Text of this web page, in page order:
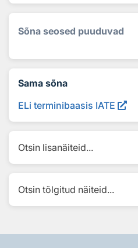
Sõna seosed puuduvad
Sama sõna
ELi terminibaasis IATE
Otsin lisanäiteid...
Otsin tõlgitud näiteid...